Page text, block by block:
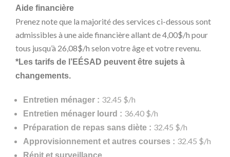
Aide financière
Prenez note que la majorité des services ci-dessous sont
admissibles à une aide financière allant de 4,00$/h pour
tous jusqu’à 26,08$/h selon votre âge et votre revenu.
*Les tarifs de l’EÉSAD peuvent être sujets à
changements.
Entretien ménager : 32.45 $/h
Entretien ménager lourd : 36.40 $/h
Préparation de repas sans diète : 32.45 $/h
Approvisionnement et autres courses : 32.45 $/h
Répit et surveillance